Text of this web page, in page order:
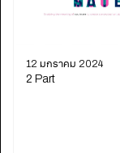
12 มกราคม 2024
2 Part